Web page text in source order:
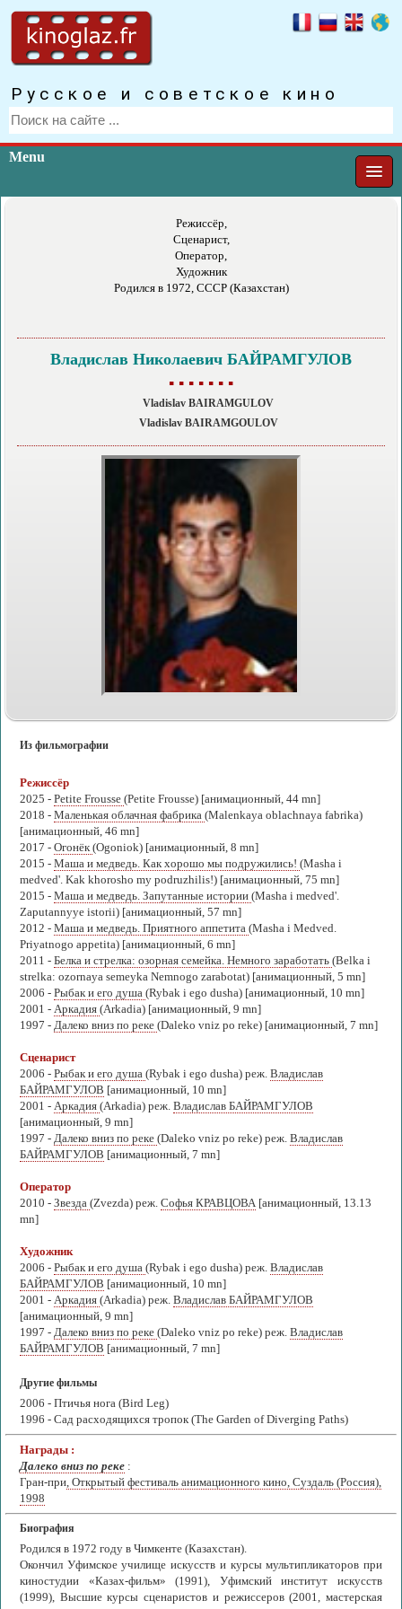
Русское и советское кино
Menu
Режиссёр,
Сценарист,
Оператор,
Художник
Родился в 1972, СССР (Казахстан)
Владислав Николаевич БАЙРАМГУЛОВ
▪ ▪ ▪ ▪ ▪ ▪ ▪
Vladislav BAIRAMGULOV
Vladislav BAIRAMGOULOV
Из фильмографии
Режиссёр
2025 - Petite Frousse (Petite Frousse) [анимационный, 44 mn]
2018 - Маленькая облачная фабрика (Malenkaya oblachnaya fabrika)
[анимационный, 46 mn]
2017 - Огонёк (Ogoniok) [анимационный, 8 mn]
2015 - Маша и медведь. Как хорошо мы подружились! (Masha i
medved'. Kak khorosho my podruzhilis!) [анимационный, 75 mn]
2015 - Маша и медведь. Запутанные истории (Masha i medved'.
Zaputannyye istorii) [анимационный, 57 mn]
2012 - Маша и медведь. Приятного аппетита (Masha i Medved.
Priyatnogo appetita) [анимационный, 6 mn]
2011 - Белка и стрелка: озорная семейка. Немного заработать (Belka i
strelka: ozornaya semeyka Nemnogo zarabotat) [анимационный, 5 mn]
2006 - Рыбак и его душа (Rybak i ego dusha) [анимационный, 10 mn]
2001 - Аркадия (Arkadia) [анимационный, 9 mn]
1997 - Далеко вниз по реке (Daleko vniz po reke) [анимационный, 7 mn]
Сценарист
2006 - Рыбак и его душа (Rybak i ego dusha) реж. Владислав
БАЙРАМГУЛОВ [анимационный, 10 mn]
2001 - Аркадия (Arkadia) реж. Владислав БАЙРАМГУЛОВ
[анимационный, 9 mn]
1997 - Далеко вниз по реке (Daleko vniz po reke) реж. Владислав
БАЙРАМГУЛОВ [анимационный, 7 mn]
Оператор
2010 - Звезда (Zvezda) реж. Софья КРАВЦОВА [анимационный, 13.13
mn]
Художник
2006 - Рыбак и его душа (Rybak i ego dusha) реж. Владислав
БАЙРАМГУЛОВ [анимационный, 10 mn]
2001 - Аркадия (Arkadia) реж. Владислав БАЙРАМГУЛОВ
[анимационный, 9 mn]
1997 - Далеко вниз по реке (Daleko vniz po reke) реж. Владислав
БАЙРАМГУЛОВ [анимационный, 7 mn]
Другие фильмы
2006 - Птичья нога (Bird Leg)
1996 - Сад расходящихся тропок (The Garden of Diverging Paths)
Награды :
Далеко вниз по реке :
Гран-при, Открытый фестиваль анимационного кино, Суздаль (Россия),
1998
Биография
Родился в 1972 году в Чимкенте (Казахстан).
Окончил Уфимское училище искусств и курсы мультипликаторов при
киностудии «Казах-фильм» (1991), Уфимский институт искусств
(1999), Высшие курсы сценаристов и режиссеров (2001, мастерская